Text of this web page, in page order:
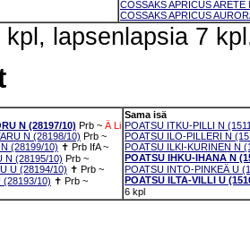
COSSAKS APRICUS ARETE
COSSAKS APRICUS
lapsenlapsia 7
N (28197/10) Prb ~ Ä Li
N (28198/10) Prb ~
(28199/10) ✝ Prb IfA ~
N (28195/10) Prb ~
U (28194/10) ✝ Prb ~
(28193/10) ✝ Prb ~
Sama isä
POATSU ITKU-PILLI N
POATSU ILO-PILLERI N
POATSU ILKI-KURINEN N
POATSU IHKU-IHANA N
POATSU INTO-PINKEÄ U
POATSU ILTA-VILLI U
6 kpl